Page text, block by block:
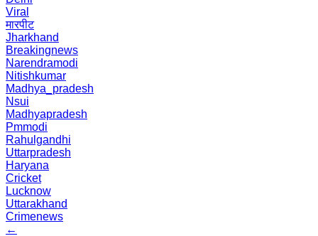
Viral
मारपीट
Jharkhand
Breakingnews
Narendramodi
Nitishkumar
Madhya_pradesh
Nsui
Madhyapradesh
Pmmodi
Rahulgandhi
Uttarpradesh
Haryana
Cricket
Lucknow
Uttarakhand
Crimenews
←